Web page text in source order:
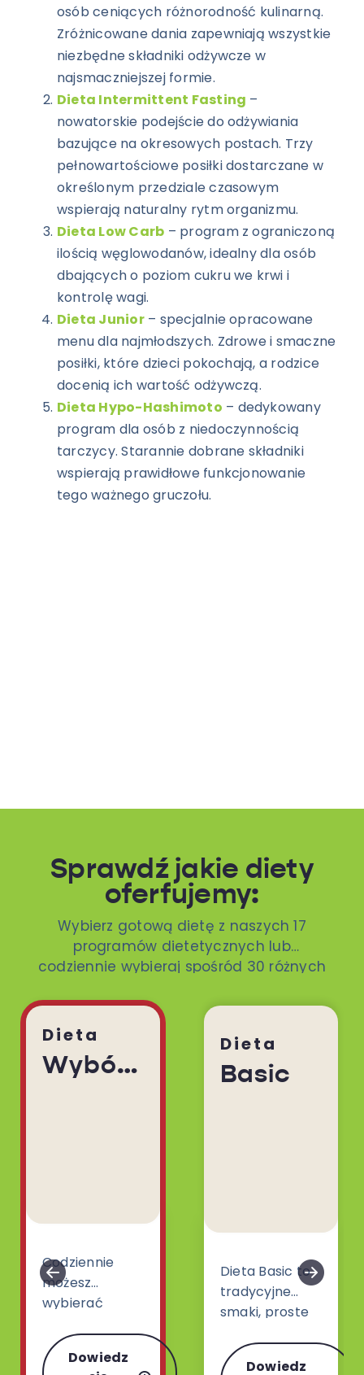
osób ceniących różnorodność kulinarną.
Zróżnicowane dania zapewniają wszystkie
niezbędne składniki odżywcze w
najsmaczniejszej formie.
Dieta Intermittent Fasting –
nowatorskie podejście do odżywiania
bazujące na okresowych postach. Trzy
pełnowartościowe posiłki dostarczane w
określonym przedziale czasowym
wspierają naturalny rytm organizmu.
Dieta Low Carb – program z ograniczoną
ilością węglowodanów, idealny dla osób
dbających o poziom cukru we krwi i
kontrolę wagi.
Dieta Junior– specjalnie opracowane
menu dla najmłodszych. Zdrowe i smaczne
posiłki, które dzieci pokochają, a rodzice
docenią ich wartość odżywczą.
Dieta Hypo-Hashimoto – dedykowany
program dla osób z niedoczynnością
tarczycy. Starannie dobrane składniki
wspierają prawidłowe funkcjonowanie
tego ważnego gruczołu.
Sprawdź jakie diety
oferfujemy:
Wybierz gotową dietę z naszych 17
programów dietetycznych lub
codziennie wybieraj spośród 30 różnych
Dieta
Wybór Menu
Codziennie
możesz
wybierać
różnych dań.
Dieta Wybór
Dowiedz
Dieta
Basic
Dieta Basic to
tradycyjne
smaki, proste
gatunku z
Dowiedz